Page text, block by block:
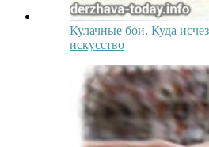
Кулачные бои. Куда
искусство